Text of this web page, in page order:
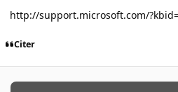
http://support.microsoft.com/
Citer